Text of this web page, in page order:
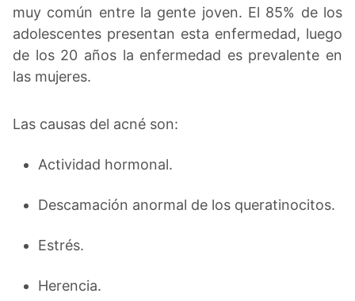
muy común entre la gente joven. El 85% de los
adolescentes presentan esta enfermedad, luego
de los 20 años la enfermedad es prevalente en
las mujeres.
Las causas del acné son:
Actividad hormonal.
Descamación anormal de los queratinocitos.
Estrés.
Herencia.